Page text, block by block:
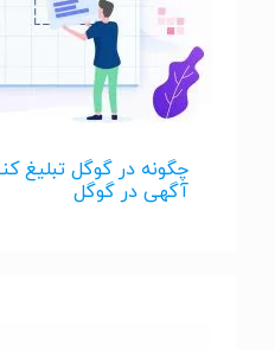
چگونه در گوگل تبلیغ
آگهی در گوگل